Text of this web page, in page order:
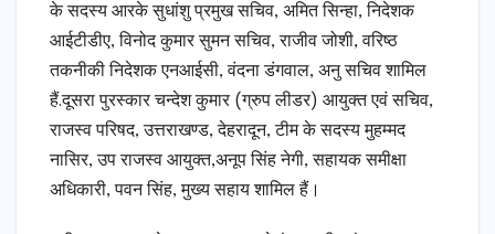
के सदस्य आरके सुधांशु प्रमुख सचिव, अमित सिन्हा, निदेशक
आईटीडीए, विनोद कुमार सुमन सचिव, राजीव जोशी, वरिष्ठ
तकनीकी निदेशक एनआईसी, वंदना डंगवाल, अनु सचिव शामिल
हैं.दूसरा पुरस्कार चन्देश कुमार (ग्रुप लीडर) आयुक्त एवं सचिव,
राजस्व परिषद, उत्तराखण्ड, देहरादून, टीम के सदस्य मुहम्मद
नासिर, उप राजस्व आयुक्त,अनूप सिंह नेगी, सहायक समीक्षा
अधिकारी, पवन सिंह, मुख्य सहाय शामिल हैं।